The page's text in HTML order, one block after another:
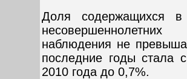
Доля содержащихся в
наблюдения не
последние годы стала
2010 года до 0,7%.